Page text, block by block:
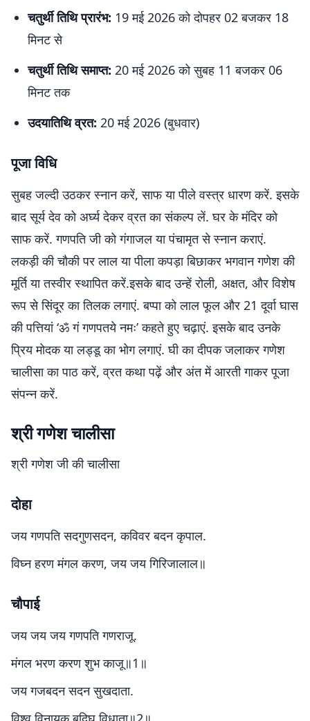
चतुर्थी तिथि प्रारंभ: 19 मई 2026 को दोपहर 02 बजकर 18
मिनट से
चतुर्थी तिथि समाप्त: 20 मई 2026 को सुबह 11 बजकर 06
मिनट तक
उदयातिथि व्रत: 20 मई 2026 (बुधवार)
पूजा विधि
सुबह जल्दी उठकर स्नान करें, साफ या पीले वस्त्र धारण करें. इसके
बाद सूर्य देव को अर्घ्य देकर व्रत का संकल्प लें. घर के मंदिर को
साफ करें. गणपति जी को गंगाजल या पंचामृत से स्नान कराएं.
लकड़ी की चौकी पर लाल या पीला कपड़ा बिछाकर भगवान गणेश की
मूर्ति या तस्वीर स्थापित करें.इसके बाद उन्हें रोली, अक्षत, और विशेष
रूप से सिंदूर का तिलक लगाएं. बप्पा को लाल फूल और 21 दूर्वा घास
की पत्तियां ‘ॐ गं गणपतये नमः’ कहते हुए चढ़ाएं. इसके बाद उनके
प्रिय मोदक या लड्डू का भोग लगाएं. घी का दीपक जलाकर गणेश
चालीसा का पाठ करें, व्रत कथा पढ़ें और अंत में आरती गाकर पूजा
संपन्न करें.
श्री गणेश चालीसा
श्री गणेश जी की चालीसा
दोहा
जय गणपति सदगुणसदन, कविवर बदन कृपाल.
विघ्न हरण मंगल करण, जय जय गिरिजालाल॥
चौपाई
जय जय जय गणपति गणराजू.
मंगल भरण करण शुभ काजू॥1॥
जय गजबदन सदन सुखदाता.